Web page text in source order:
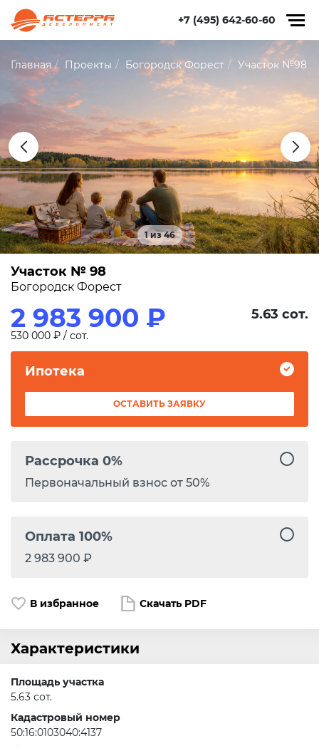
+7 (495) 642-60-60
Главная Проекты Богородск Форест Участок №98
1 из 46
Участок № 98
Богородск Форест
5.63 сот.
2 983 900 ₽
530 000 ₽ / сот.
Ипотека
ОСТАВИТЬ ЗАЯВКУ
Рассрочка 0%
Первоначальный взнос от 50%
Оплата 100%
2 983 900 ₽
В избранное Скачать PDF
Характеристики
Площадь участка
5.63 сот.
Кадастровый номер
50:16:0103040:4137